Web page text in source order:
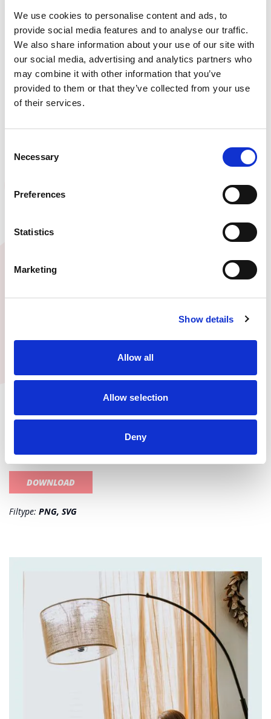
We use cookies to personalise content and ads, to
provide social media features and to analyse our traffic.
We also share information about your use of our site with
our social media, advertising and analytics partners who
may combine it with other information that you’ve
provided to them or that they’ve collected from your use
of their services.
Selection
Necessary
Preferences
Statistics
Marketing
Show details
Allow all
Allow selection
Deny
Fremhæv dine thumbnails eller billeder med et Keyhole
DOWNLOAD
Filtype: PNG, SVG